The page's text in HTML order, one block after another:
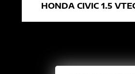
HONDA CIVIC 1.5